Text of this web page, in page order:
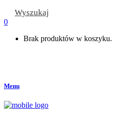
Wyszukaj
0
Brak produktów w koszyku.
Menu